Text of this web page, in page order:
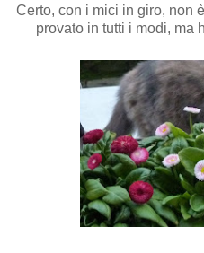
Certo, con i mici in giro, non
provato in tutti i modi, ma